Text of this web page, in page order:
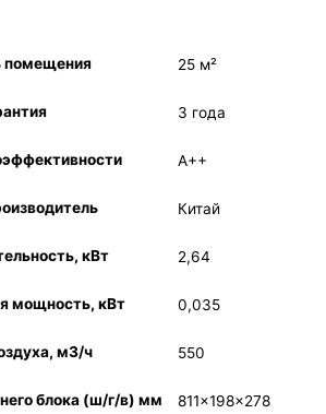
помещения 25 м²
3 года
A++
Китай
кВт 2,64
мощность, кВт 0,035
м3/ч 550
блока (ш/г/в) мм 811×198×278